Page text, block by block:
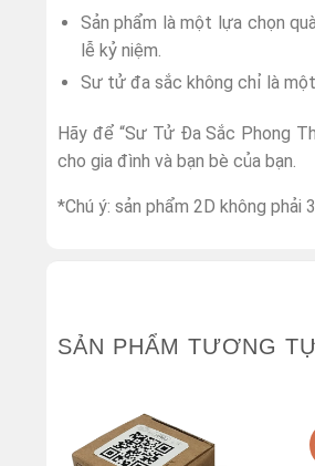
Sản phẩm là một lựa chọn
lễ kỷ niệm.
Sư tử đa sắc không chỉ là
Hãy để “Sư Tử Đa Sắc Phong
cho gia đình và bạn bè của bạn.
*Chú ý: sản phẩm 2D không phải
SẢN PHẨM TƯƠNG